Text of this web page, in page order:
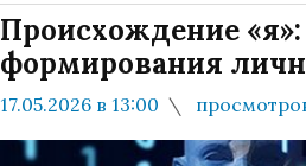
Происхождение
формирования
17.05.2026 в 13:00